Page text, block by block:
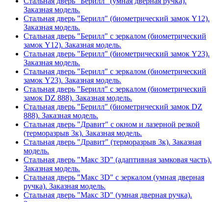
Заказная модель.
Стальная дверь "Берилл" (биометрический замок Y12).
Заказная модель.
Стальная дверь "Берилл" с зеркалом (биометрический
замок Y12). Заказная модель.
Стальная дверь "Берилл" (биометрический замок Y23).
Заказная модель.
Стальная дверь "Берилл" с зеркалом (биометрический
замок Y23). Заказная модель.
Стальная дверь "Берилл" с зеркалом (биометрический
замок DZ 888). Заказная модель.
Стальная дверь "Берилл" (биометрический замок DZ
888). Заказная модель.
Стальная дверь "Дравит" с окном и лазерной резкой
(терморазрыв 3к). Заказная модель.
Стальная дверь "Дравит" (терморазрыв 3к). Заказная
модель.
Стальная дверь "Макс 3D" (адаптивная замковая часть).
Заказная модель.
Стальная дверь "Макс 3D" с зеркалом (умная дверная
ручка). Заказная модель.
Стальная дверь "Макс 3D" (умная дверная ручка).